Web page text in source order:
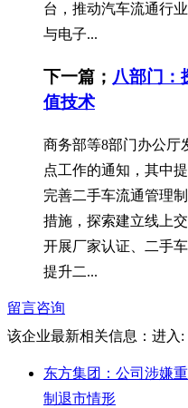
台，推动汽车流通行
与电子...
下一篇； 八部门：
值技术
商务部等8部门办公厅
点工作的通知，其中
完善二手车流通管理
措施，探索建立线上
开展厂家认证、二手
提升二...
留言咨询
该企业最新相关信息： 进入:
东方集团：公司涉嫌
制退市情形